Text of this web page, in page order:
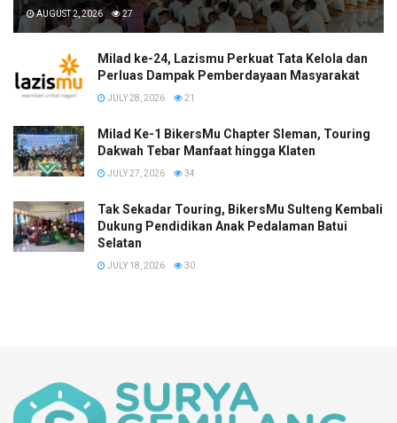
AUGUST 2, 2026 27
Milad ke-24, Lazismu Perkuat Tata Kelola dan
Perluas Dampak Pemberdayaan Masyarakat
JULY 28, 2026 21
Milad Ke-1 BikersMu Chapter Sleman, Touring
Dakwah Tebar Manfaat hingga Klaten
JULY 27, 2026 34
Tak Sekadar Touring, BikersMu Sulteng Kembali
Dukung Pendidikan Anak Pedalaman Batui
Selatan
JULY 18, 2026 30